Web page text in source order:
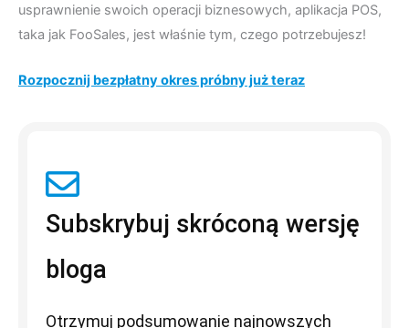
usprawnienie swoich operacji biznesowych, aplikacja POS,
taka jak FooSales, jest właśnie tym, czego potrzebujesz!
Rozpocznij bezpłatny okres próbny już teraz
Subskrybuj skróconą wersję
bloga
Otrzymuj podsumowanie najnowszych